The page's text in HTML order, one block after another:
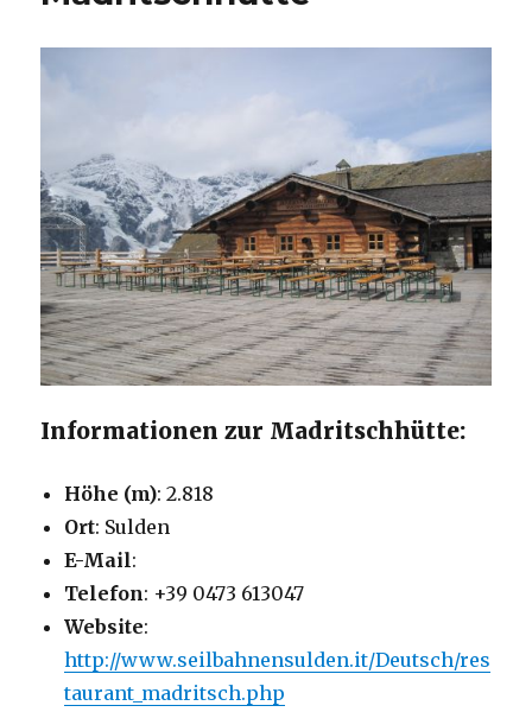
Informationen zur Madritschhütte:
Höhe (m): 2.818
Ort: Sulden
E-Mail:
Telefon: +39 0473 613047
Website:
http://www.seilbahnensulden.it/Deutsch/res
taurant_madritsch.php